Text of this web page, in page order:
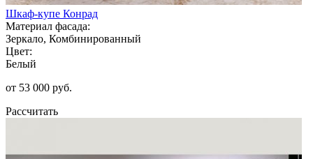
Шкаф-купе Конрад
Материал фасада:
Зеркало, Комбинированный
Цвет:
Белый
от 53 000 руб.
Рассчитать